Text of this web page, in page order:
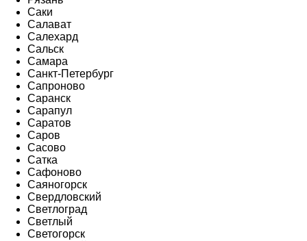
Саки
Салават
Салехард
Сальск
Самара
Санкт-Петербург
Сапроново
Саранск
Сарапул
Саратов
Саров
Сасово
Сатка
Сафоново
Саяногорск
Свердловский
Светлоград
Светлый
Светогорск